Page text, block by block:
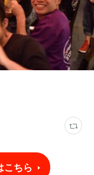
こちら